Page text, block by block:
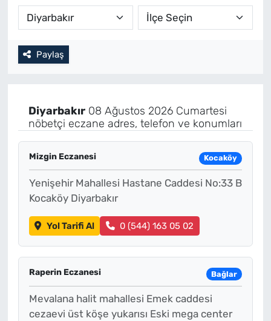
Paylaş
Diyarbakır08 Ağustos 2026 Cumartesi
nöbetçi eczane adres, telefon ve konumları
Mizgin Eczanesi Kocaköy
Yenişehir Mahallesi Hastane Caddesi No:33 B
Kocaköy Diyarbakır
Yol Tarifi Al 0 (544) 163 05 02
Raperin Eczanesi Bağlar
Mevalana halit mahallesi Emek caddesi
cezaevi üst köşe yukarısı Eski mega center